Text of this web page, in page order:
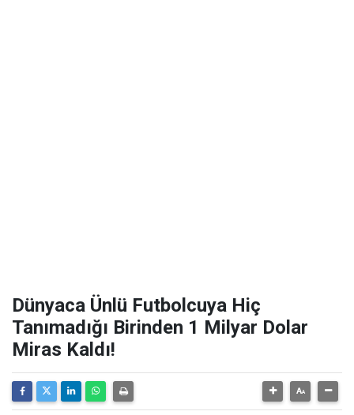
Dünyaca Ünlü Futbolcuya Hiç
Tanımadığı Birinden 1 Milyar Dolar
Miras Kaldı!